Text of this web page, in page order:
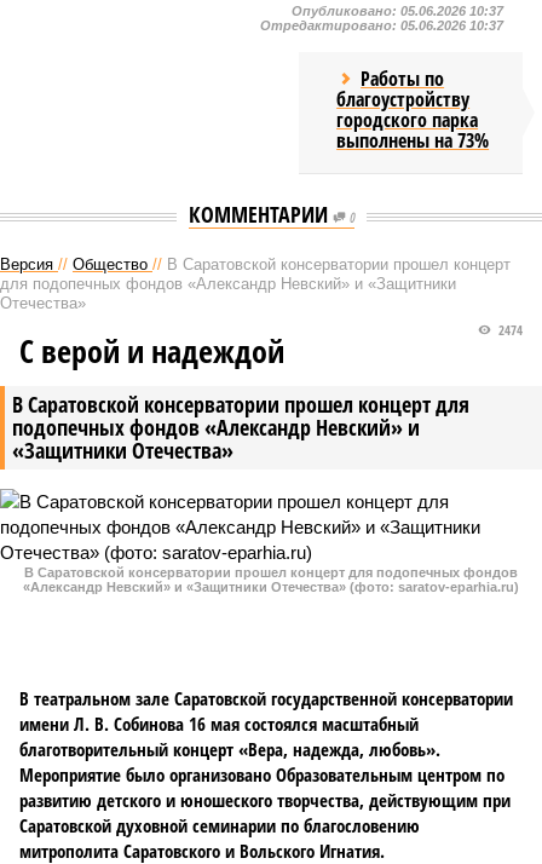
Опубликовано: 05.06.2026 10:37
Отредактировано: 05.06.2026 10:37
Работы по
благоустройству
городского парка
выполнены на 73%
КОММЕНТАРИИ 0
Версия // Общество // В Саратовской консерватории прошел концерт
для подопечных фондов «Александр Невский» и «Защитники
Отечества»
В Саратовской консерватории прошел концерт для
подопечных фондов «Александр Невский» и
«Защитники Отечества»
2474
С верой и надеждой
В Саратовской консерватории прошел концерт для подопечных фондов
«Александр Невский» и «Защитники Отечества» (фото: saratov-eparhia.ru)
В театральном зале Саратовской государственной консерватории
имени Л. В. Собинова 16 мая состоялся масштабный
благотворительный концерт «Вера, надежда, любовь».
Мероприятие было организовано Образовательным центром по
развитию детского и юношеского творчества, действующим при
Саратовской духовной семинарии по благословению
митрополита Саратовского и Вольского Игнатия.